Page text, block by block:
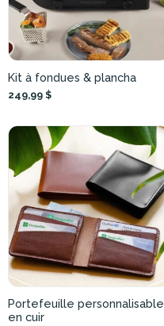
Kit à fondues & plancha
249,99 $
Portefeuille personnalisable
en cuir